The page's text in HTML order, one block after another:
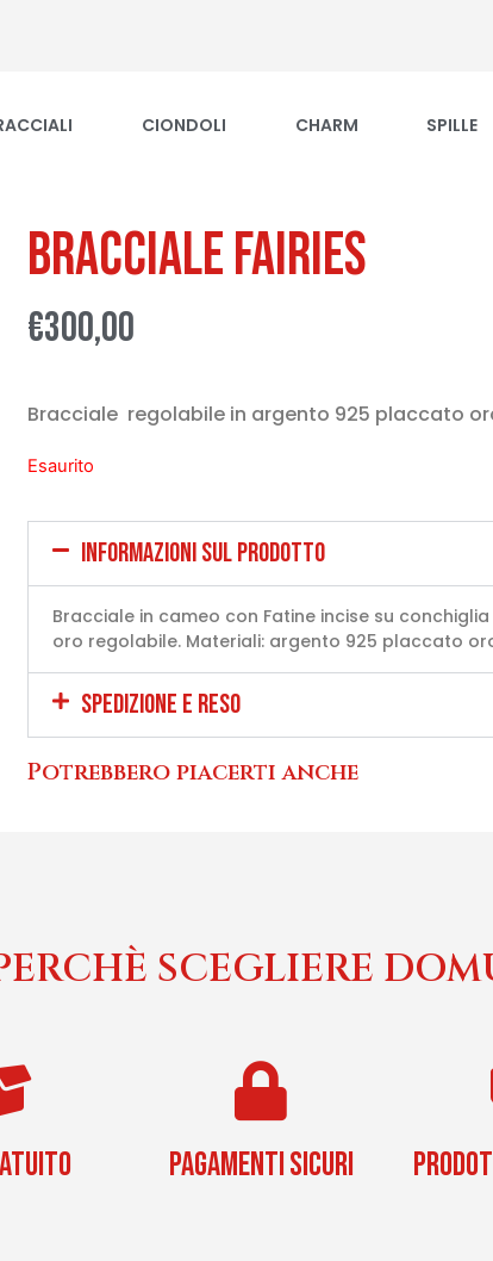
CIONDOLI CHARM SPILLE
Bracciale Fairies
€300,00
Bracciale regolabile in argento 925 placcato
Esaurito
INFORMAZIONI SUL PRODOTTO
Bracciale in cameo con Fatine incise su
oro regolabile. Materiali: argento 925 placcato
SPEDIZIONE E RESO
Potrebbero piacerti anche
SCEGLIERE
PAGAMENTI SICURI